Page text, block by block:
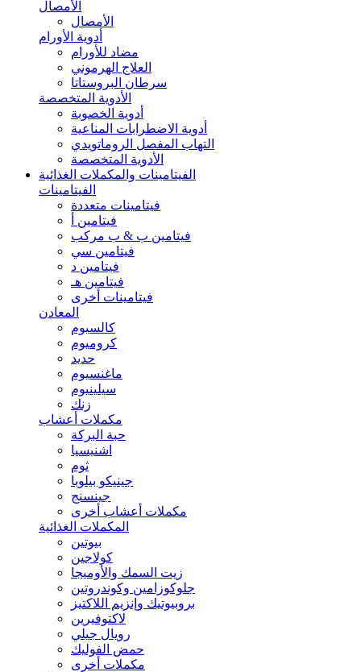
الأمصال
الأمصال
أدوية الأورام
مضاد للأورام
العلاج الهرموني
سرطان البروستاتا
الأدوية المتخصصة
أدوية الخصوبة
أدوية الاضطرابات المناعية
التهاب المفصل الروماتويدي
الأدوية المتخصصة
الفيتامينات والمكملات الغذائية
الفيتامينات
فيتامينات متعددة
فيتامين أ
فيتامين ب & ب مركب
فيتامين سي
فيتامين د
فيتامين هـ
فيتامينات أخرى
المعادن
كالسيوم
كروميوم
حديد
ماغنسيوم
سيلينيوم
زنك
مكملات أعشاب
حبة البركة
اشنيسيا
ثوم
جينيكو بيلوبا
جينسنج
مكملات أعشاب أخرى
المكملات الغذائية
بيوتين
كولاجين
زيت السمك والأوميجا
جلوكوزامين وكوندروتين
بروبيوتيك وإنزيم اللاكتيز
لاكتوفيرين
رويال جيلي
حمض الفوليك
مكملات أخرى